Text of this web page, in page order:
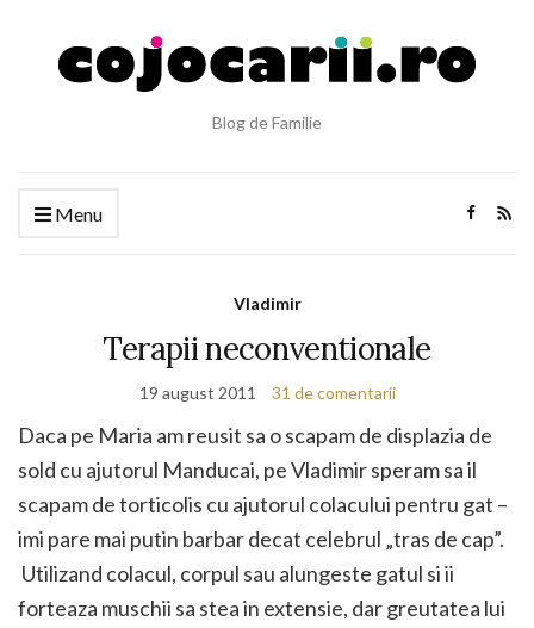
Blog de Familie
Menu
Vladimir
Terapii neconventionale
19 august 2011 31 de comentarii
Daca pe Maria am reusit sa o scapam de displazia de
sold cu ajutorul Manducai, pe Vladimir speram sa il
scapam de torticolis cu ajutorul colacului pentru gat –
imi pare mai putin barbar decat celebrul „tras de cap”.
Utilizand colacul, corpul sau alungeste gatul si ii
forteaza muschii sa stea in extensie, dar greutatea lui